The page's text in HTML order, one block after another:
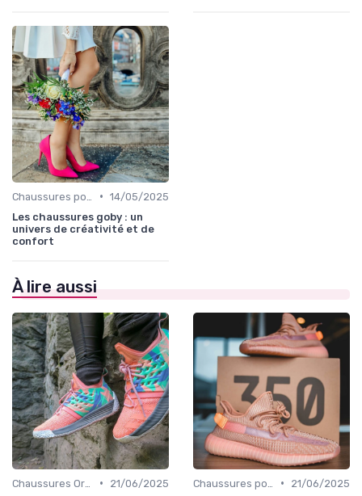
• 14/05/2025
Les chaussures goby : un
univers de créativité et de
confort
À lire aussi
•
21/06/2025
•
21/06/2025